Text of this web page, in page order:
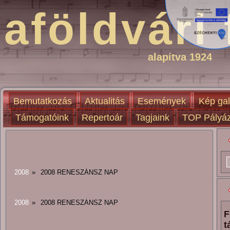
alapítva 1924
Bemutatkozás Aktualitás Események
Kép
Támogatóink
Repertoár Tagjaink TOP
2008 » 2008 RENESZÁNSZ NAP
2008 » 2008 RENESZÁNSZ NAP